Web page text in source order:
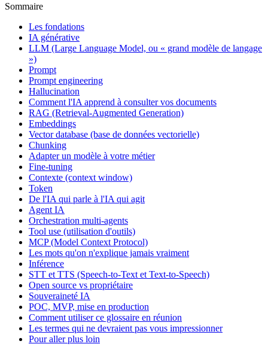
Sommaire
Les fondations
IA générative
LLM (Large Language Model, ou « grand modèle de langage
»)
Prompt
Prompt engineering
Hallucination
Comment l'IA apprend à consulter vos documents
RAG (Retrieval-Augmented Generation)
Embeddings
Vector database (base de données vectorielle)
Chunking
Adapter un modèle à votre métier
Fine-tuning
Contexte (context window)
Token
De l'IA qui parle à l'IA qui agit
Agent IA
Orchestration multi-agents
Tool use (utilisation d'outils)
MCP (Model Context Protocol)
Les mots qu'on n'explique jamais vraiment
Inférence
STT et TTS (Speech-to-Text et Text-to-Speech)
Open source vs propriétaire
Souveraineté IA
POC, MVP, mise en production
Comment utiliser ce glossaire en réunion
Les termes qui ne devraient pas vous impressionner
Pour aller plus loin